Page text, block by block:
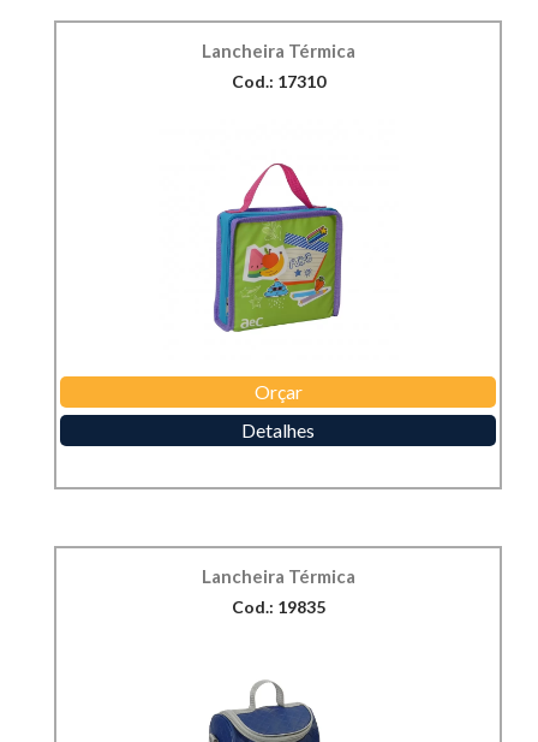
Lancheira Térmica
Cod.: 17310
Orçar
Detalhes
Lancheira Térmica
Cod.: 19835